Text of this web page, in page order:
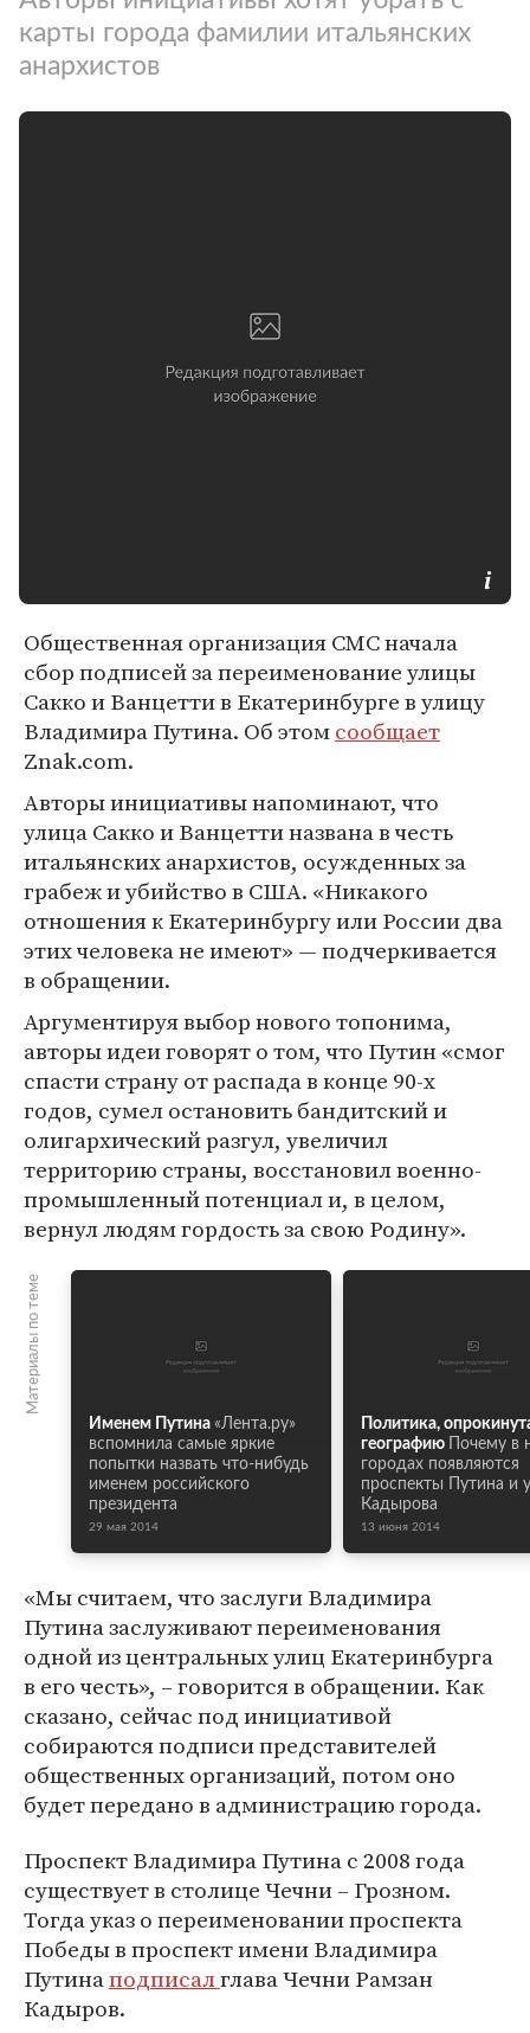
карты города фамилии итальянских
анархистов
Общественная организация СМС начала
сбор подписей за переименование улицы
Сакко и Ванцетти в Екатеринбурге в улицу
Владимира Путина. Об этомсообщает
Znak.com.
Авторы инициативы напоминают, что
улица Сакко и Ванцетти названа в честь
итальянских анархистов, осужденных за
грабеж и убийство в США. «Никакого
отношения к Екатеринбургу или России два
этих человека не имеют» — подчеркивается
в обращении.
Аргументируя выбор нового топонима,
авторы идеи говорят о том, что Путин «смог
спасти страну от распада в конце 90-х
годов, сумел остановить бандитский и
олигархический разгул, увеличил
территорию страны, восстановил военно-
промышленный потенциал и, в целом,
вернул людям гордость за свою Родину».
Материалы по теме
Именем Путина «Лента.ру»
вспомнила самые яркие
попытки назвать что-нибудь
именем российского
президента
29 мая 2014
Политика,
географию
Почему в
городах появляются
проспекты Путина и
Кадырова
13 июня 2014
«Мы считаем, что заслуги Владимира
Путина заслуживают переименования
одной из центральных улиц Екатеринбурга
в его честь», – говорится в обращении. Как
сказано, сейчас под инициативой
собираются подписи представителей
общественных организаций, потом оно
будет передано в администрацию города.
Проспект Владимира Путина с 2008 года
существует в столице Чечни – Грозном.
Тогда указ о переименовании проспекта
Победы в проспект имени Владимира
Путинаподписалглава Чечни Рамзан
Кадыров.